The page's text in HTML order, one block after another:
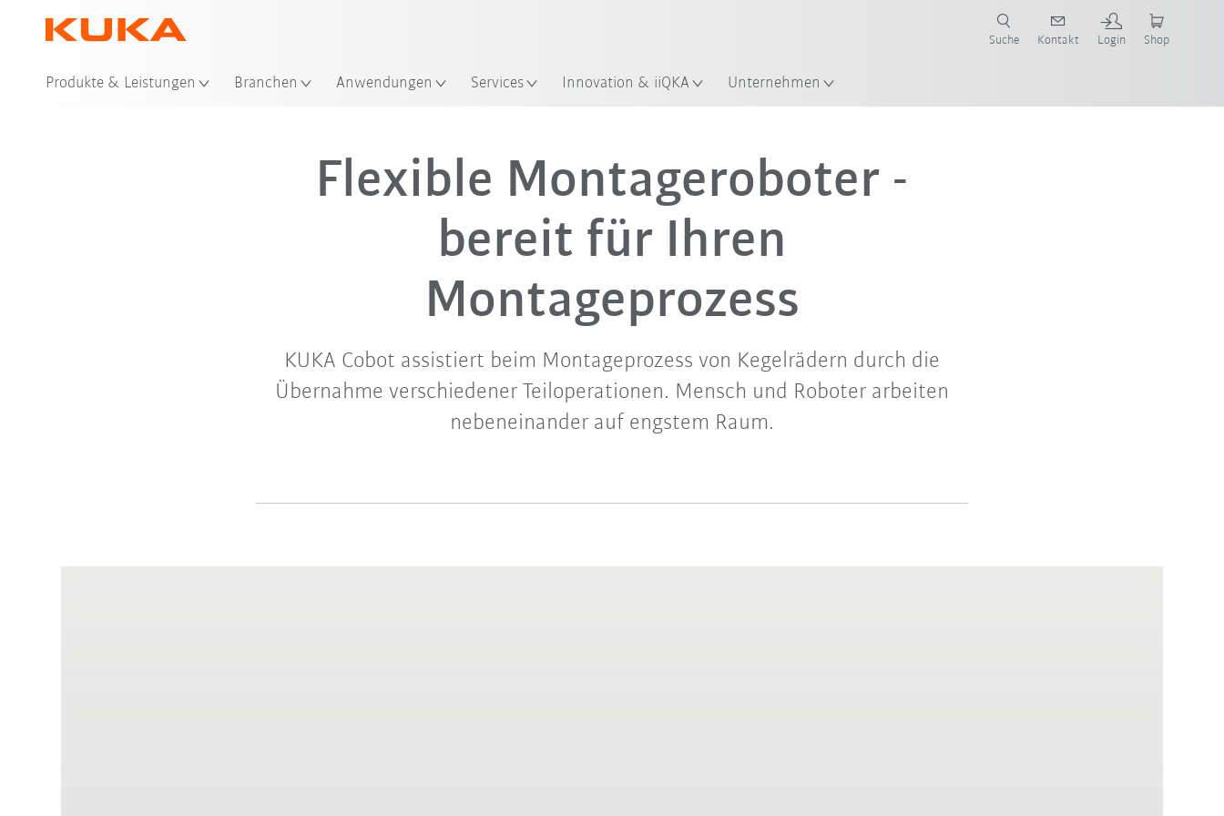
Produkte & Leistungen Branchen Anwendungen Services Innovation & iiQKA Unternehmen
Suche Kontakt Login Shop
Video
Flexible Montageroboter -
bereit für Ihren
Montageprozess
KUKA Cobot assistiert beim Montageprozess von Kegelrädern durch die
Übernahme verschiedener Teiloperationen. Mensch und Roboter arbeiten
nebeneinander auf engstem Raum.